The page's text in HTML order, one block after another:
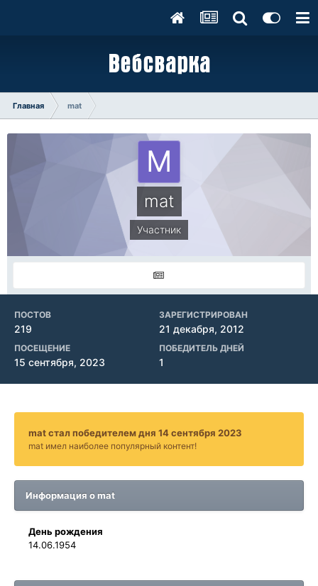
Главная mat
mat
Участник
ПОСТОВ
219
ЗАРЕГИСТРИРОВАН
21 декабря, 2012
ПОСЕЩЕНИЕ
15 сентября, 2023
ПОБЕДИТЕЛЬ ДНЕЙ
1
mat стал победителем дня 14 сентября 2023
mat имел наиболее популярный контент!
Информация о mat
День рождения
14.06.1954